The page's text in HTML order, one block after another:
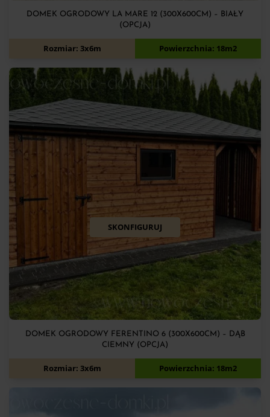
DOMEK OGRODOWY LA MARE 12 (300X600CM) – BIAŁY
(OPCJA)
11 700zł
Rozmiar: 3x6m Powierzchnia: 18m2
SKONFIGURUJ
DOMEK OGRODOWY FERENTINO 6 (300X600CM) – DĄB
CIEMNY (OPCJA)
12 900zł
Rozmiar: 3x6m Powierzchnia: 18m2